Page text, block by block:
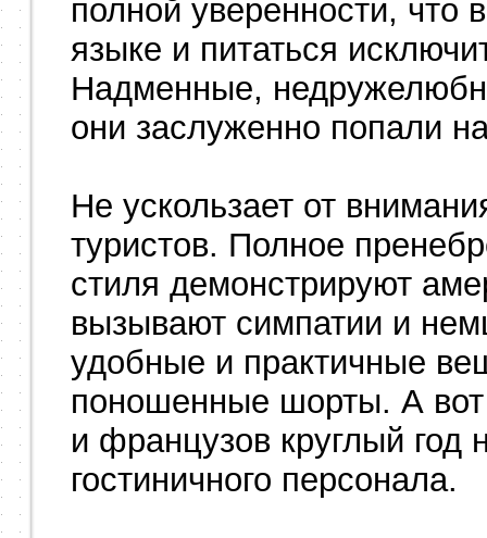
полной уверенности, что
языке и питаться
Надменные,
они заслуженно попали
Не ускользает от
туристов. Полное
стиля демонстрируют
вызывают симпатии и
удобные и практичные
поношенные шорты. А вот
и французов круглый год
гостиничного персонала.